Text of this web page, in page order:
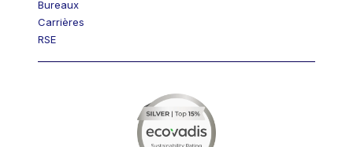
Bureaux
Carrières
RSE